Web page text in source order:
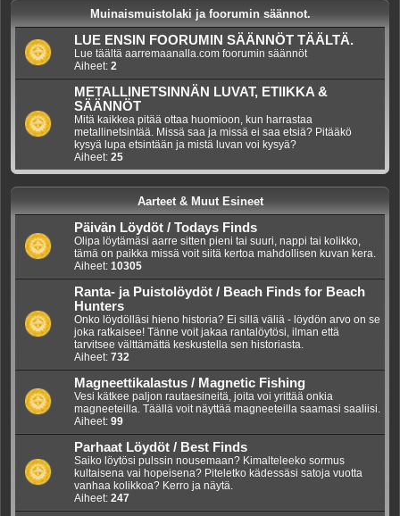
Muinaismuistolaki ja foorumin säännot.
LUE ENSIN FOORUMIN SÄÄNNÖT TÄÄLTÄ.
Lue täältä aarremaanalla.com foorumin säännöt
Aiheet: 2
METALLINETSINNÄN LUVAT, ETIIKKA &
SÄÄNNÖT
Mitä kaikkea pitää ottaa huomioon, kun harrastaa
metallinetsintää. Missä saa ja missä ei saa etsiä? Pitääkö
kysyä lupa etsintään ja mistä luvan voi kysyä?
Aiheet: 25
Aarteet & Muut Esineet
Päivän Löydöt / Todays Finds
Olipa löytämäsi aarre sitten pieni tai suuri, nappi tai kolikko,
tämä on paikka missä voit siitä kertoa mahdollisen kuvan kera.
Aiheet: 10305
Ranta- ja Puistolöydöt / Beach Finds for Beach
Hunters
Onko löydölläsi hieno historia? Ei sillä väliä - löydön arvo on se
joka ratkaisee! Tänne voit jakaa rantalöytösi, ilman että
tarvitsee välttämättä keskustella sen historiasta.
Aiheet: 732
Magneettikalastus / Magnetic Fishing
Vesi kätkee paljon rautaesineitä, joita voi yrittää onkia
magneeteilla. Täällä voit näyttää magneeteilla saamasi saaliisi.
Aiheet: 99
Parhaat Löydöt / Best Finds
Saiko löytösi pulssin nousemaan? Kimalteleeko sormus
kultaisena vai hopeisena? Piteletko kädessäsi satoja vuotta
vanhaa kolikkoa? Kerro ja näytä.
Aiheet: 247